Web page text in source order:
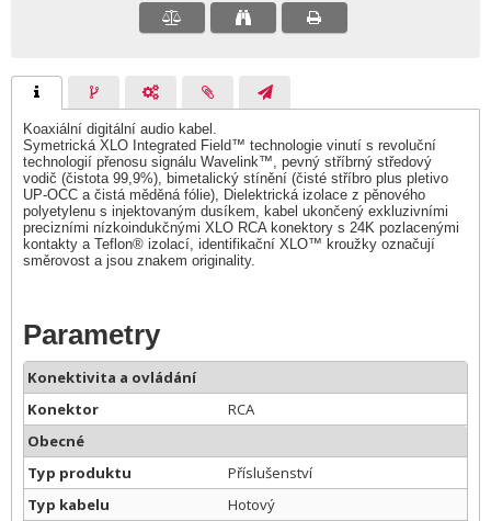
Koaxiální digitální audio kabel.
Symetrická XLO Integrated Field™ technologie vinutí s revoluční
technologií přenosu signálu Wavelink™, pevný stříbrný středový
vodič (čistota 99,9%), bimetalický stínění (čisté stříbro plus pletivo
UP-OCC a čistá měděná fólie), Dielektrická izolace z pěnového
polyetylenu s injektovaným dusíkem, kabel ukončený exkluzivními
precizními nízkoindukčnými XLO RCA konektory s 24K pozlacenými
kontakty a Teflon® izolací, identifikační XLO™ kroužky označují
směrovost a jsou znakem originality.
Parametry
Konektivita a ovládání
Konektor
RCA
Obecné
Typ produktu
Příslušenství
Typ kabelu
Hotový